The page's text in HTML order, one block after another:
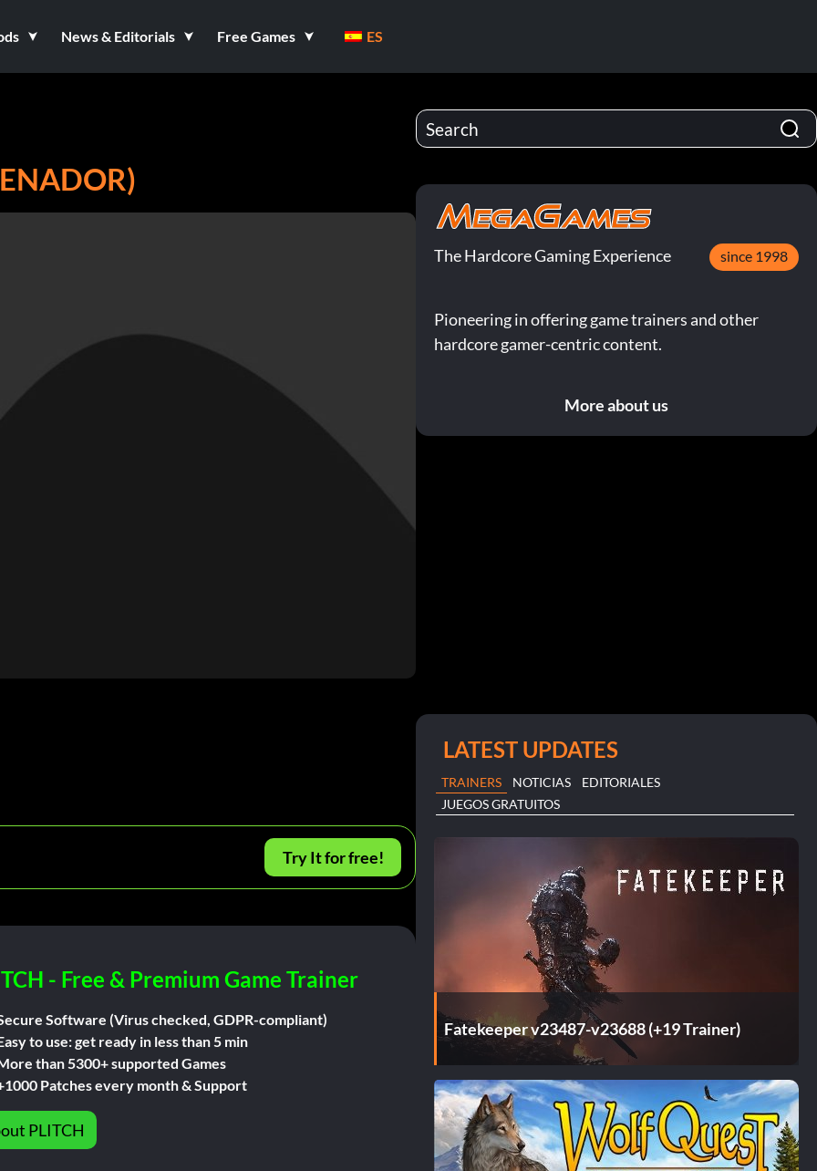
News & Editorials Free Games ES
Try It for free!
- Free & Premium Game Trainer
Software (Virus checked, GDPR-compliant)
to use: get ready in less than 5 min
than 5300+ supported Games
Patches every month & Support
PLITCH
The Hardcore Gaming Experience since 1998
Pioneering in offering game trainers and other
hardcore gamer-centric content.
More about us
LATEST UPDATES
TRAINERS NOTICIAS
EDITORIALES
JUEGOS GRATUITOS
Fatekeeper v23487-v23688 (+19 Trainer)